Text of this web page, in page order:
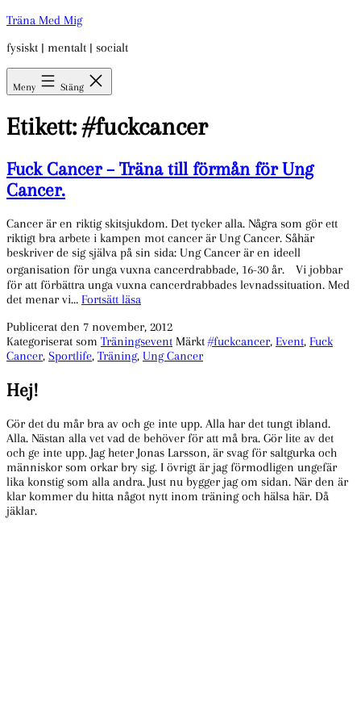
Hoppa
innehåll
Träna Med Mig
fysiskt | mentalt | socialt
Meny Stäng
Etikett:#fuckcancer
Fuck Cancer – Träna till förmån för Ung
Cancer.
Cancer är en riktig skitsjukdom. Det tycker alla. Några som gör ett
riktigt bra arbete i kampen mot cancer är Ung Cancer. Såhär
beskriver de sig själva på sin sida: Ung Cancer är en ideell
organisation för unga vuxna cancerdrabbade, 16-30 år. Vi jobbar
för att förbättra unga vuxna cancerdrabbades levnadssituation. Med
det menar vi… Fortsätt läsaFuck
–
Träna
till
Publicerat den 7 november, 2012
Kategoriserat som Träningsevent Märkt#fuckcancer, Event, Fuck
Cancer, Sportlife, Träning, Ung Cancer
Hej!
Gör det du mår bra av och ge inte upp. Alla har det tungt ibland.
Alla. Nästan alla vet vad de behöver för att må bra. Gör lite av det
och ge inte upp. Jag heter Jonas Larsson, är svag för saltgurka och
människor som orkar bry sig. I övrigt är jag förmodligen ungefär
lika konstig som alla andra. Just nu bygger jag om sidan. När den är
klar kommer du hitta något nytt inom träning och hälsa här. Då
jäklar.